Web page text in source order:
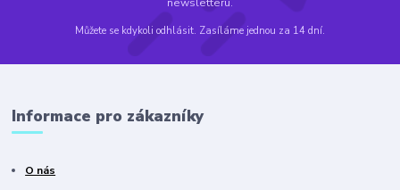
newsletteru.
Můžete se kdykoli odhlásit. Zasíláme jednou za 14 dní.
Informace pro zákazníky
O nás